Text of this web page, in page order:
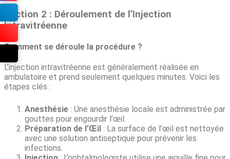
Section 2 : Déroulement de l’Injection
Intravitréenne
Comment se déroule la procédure ?
L’injection intravitréenne est généralement réalisée en
ambulatoire et prend seulement quelques minutes. Voici les
étapes clés :
Anesthésie : Une anesthésie locale est administrée par
gouttes pour engourdir l’œil.
Préparation de l’Œil : La surface de l’œil est nettoyée
avec une solution antiseptique pour prévenir les
infections.